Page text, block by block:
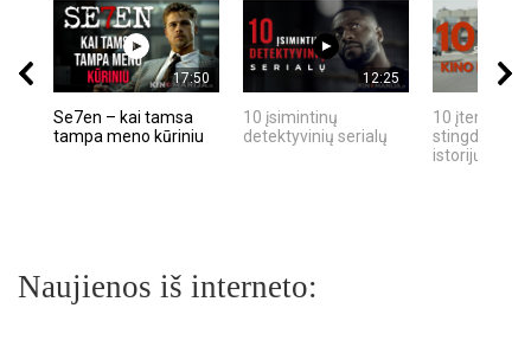
17:50
Se7en – kai tamsa
tampa meno kūriniu
12:25
10 įsimintinų
detektyvinių serialų
10 įtemptų,
stingdančių
istorijų
Naujienos iš interneto: